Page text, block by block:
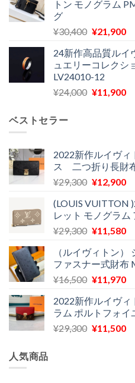
し
で
格
¥27,200
し
た。
価
は
で
トン モノグラム
グ
¥30,400 元
価
格
は
¥30,400
¥21,900現
の
価
は
24新作高品質ルイ
ュエリーコレクシ
LV24010-12
¥24,000 元
¥24,000
で
し
¥11,900現
は
で
ベストセラー
2022新作ルイヴィ
ス 二つ折り長財
¥29,300 元
価
格
は
で
し
た。
¥12,900現
の
価
格
で
す
(LOUIS VUITTON
レット モノグラ
¥29,300 元
価
格
は
で
し
た。
¥11,580現
の
価
格
で
す
（ルイヴィトン
ファスナー式財布
¥16,500 元
価
格
は
¥11,970現
の
価
格
2022新作ルイヴィ
ラム ポルトフォ
¥29,300 元
¥11,500現
人気商品